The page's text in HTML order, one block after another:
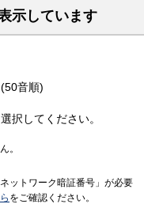
示しています
音順)
択してください。
。
ットワーク暗証番号」が必要
をご確認ください。